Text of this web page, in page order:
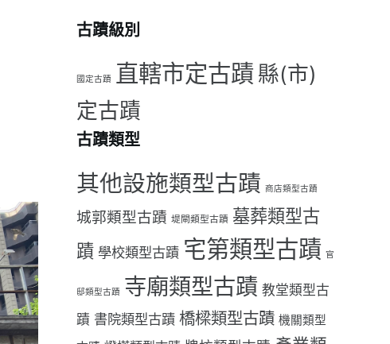
古蹟級別
國定古蹟 直轄市定古蹟縣(市)
定古蹟
古蹟類型
其他設施類型古蹟 商店類型古蹟
城郭類型古蹟 堤閘類型古蹟 墓葬類型古
蹟 學校類型古蹟 宅第類型古蹟 官
邸類型古蹟 寺廟類型古蹟 教堂類型古
蹟 書院類型古蹟 橋樑類型古蹟 機關類型